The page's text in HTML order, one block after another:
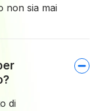
non sia mai
di